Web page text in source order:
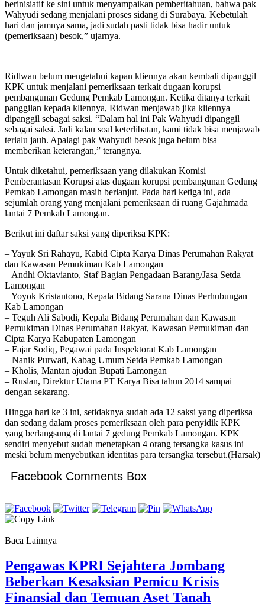
berinisiatif ke sini untuk menyampaikan pemberitahuan, bahwa pak
Wahyudi sedang menjalani proses sidang di Surabaya. Kebetulah
hari dan jamnya sama, jadi sudah pasti tidak bisa hadir untuk
(pemeriksaan) besok,” ujarnya.
Ridlwan belum mengetahui kapan kliennya akan kembali dipanggil
KPK untuk menjalani pemeriksaan terkait dugaan korupsi
pembangunan Gedung Pemkab Lamongan. Ketika ditanya terkait
panggilan kepada kliennya, Ridwan menjawab jika kliennya
dipanggil sebagai saksi. “Dalam hal ini Pak Wahyudi dipanggil
sebagai saksi. Jadi kalau soal keterlibatan, kami tidak bisa menjawab
terlalu jauh. Apalagi pak Wahyudi besok juga belum bisa
memberikan keterangan,” terangnya.
Untuk diketahui, pemeriksaan yang dilakukan Komisi
Pemberantasan Korupsi atas dugaan korupsi pembangunan Gedung
Pemkab Lamongan masih berlanjut. Pada hari ketiga ini, ada
sejumlah orang yang menjalani pemeriksaan di ruang Gajahmada
lantai 7 Pemkab Lamongan.
Berikut ini daftar saksi yang diperiksa KPK:
– Yayuk Sri Rahayu, Kabid Cipta Karya Dinas Perumahan Rakyat
dan Kawasan Pemukiman Kab Lamongan
– Andhi Oktavianto, Staf Bagian Pengadaan Barang/Jasa Setda
Lamongan
– Yoyok Kristantono, Kepala Bidang Sarana Dinas Perhubungan
Kab Lamongan
– Teguh Ali Sabudi, Kepala Bidang Perumahan dan Kawasan
Pemukiman Dinas Perumahan Rakyat, Kawasan Pemukiman dan
Cipta Karya Kabupaten Lamongan
– Fajar Sodiq, Pegawai pada Inspektorat Kab Lamongan
– Nanik Purwati, Kabag Umum Setda Pemkab Lamongan
– Kholis, Mantan ajudan Bupati Lamongan
– Ruslan, Direktur Utama PT Karya Bisa tahun 2014 sampai
dengan sekarang.
Hingga hari ke 3 ini, setidaknya sudah ada 12 saksi yang diperiksa
dan sedang dalam proses pemeriksaan oleh para penyidik KPK
yang berlangsung di lantai 7 gedung Pemkab Lamongan. KPK
sendiri menyebut sudah menetapkan 4 orang tersangka kasus ini
meski belum menyebutkan identitas para tersangka tersebut.(Harsak)
Facebook Comments Box
Baca Lainnya
Pengawas KPRI Sejahtera Jombang
Beberkan Kesaksian Pemicu Krisis
Finansial dan Temuan Aset Tanah